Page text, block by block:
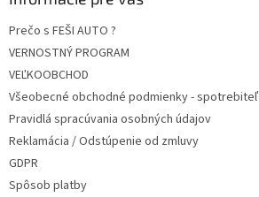
Prečo s FEŠI AUTO ?
VERNOSTNÝ PROGRAM
VEĽKOOBCHOD
Všeobecné obchodné podmienky - spotrebiteľ
Pravidlá spracúvania osobných údajov
Reklamácia / Odstúpenie od zmluvy
GDPR
Spôsob platby